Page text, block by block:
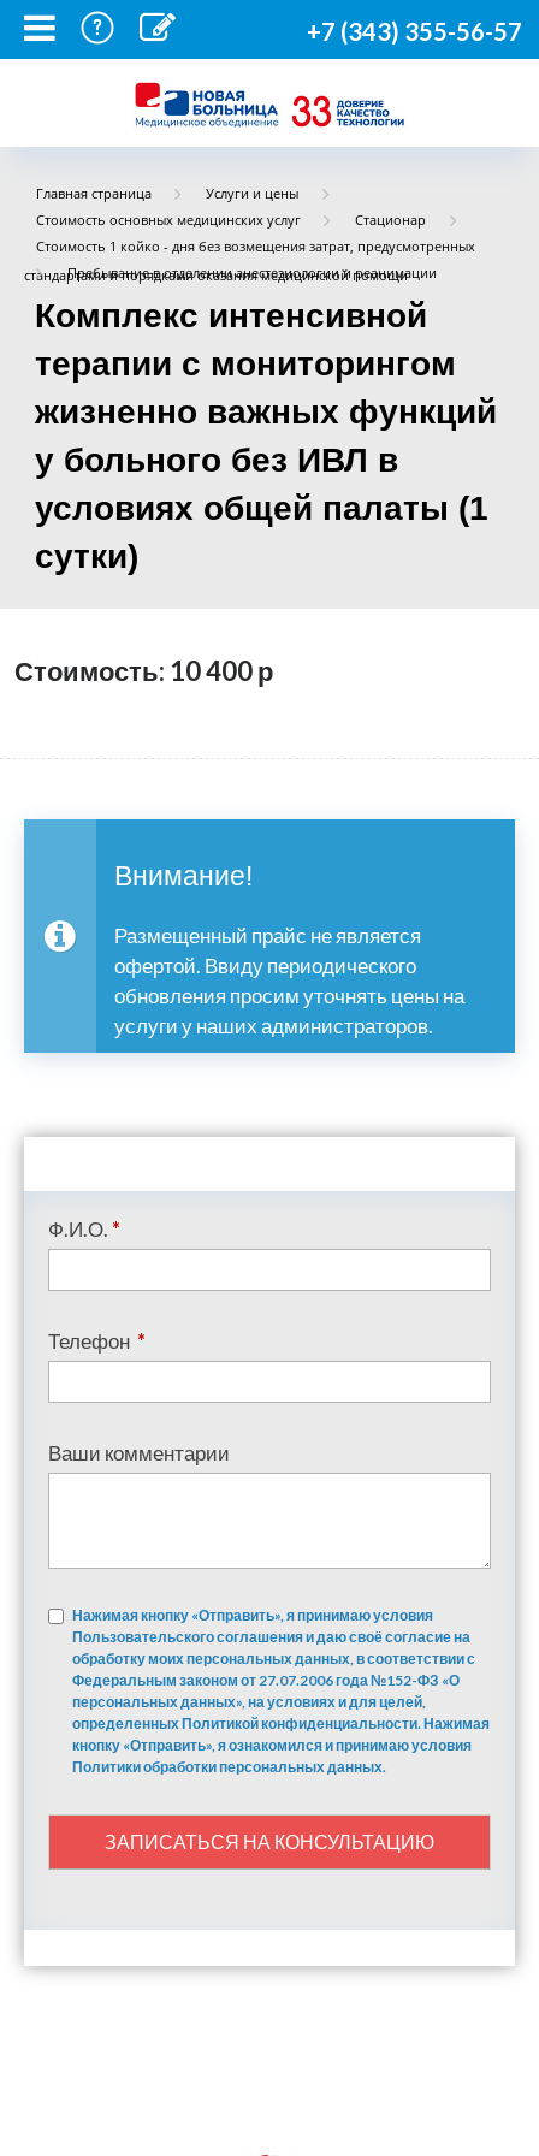
+7 (343) 355-56-57
Главная страница
Услуги и цены
Стоимость основных медицинских услуг
Стационар
Стоимость 1 койко - дня без возмещения затрат, предусмотренных
стандартами и порядками оказания медицинской помощи
Пребывание в отделении анестезиологии и реанимации
Комплекс интенсивной
терапии с мониторингом
жизненно важных функций
у больного без ИВЛ в
условиях общей палаты (1
сутки)
Стоимость: 10 400р
Внимание!
Размещенный прайс не является
офертой. Ввиду периодического
обновления просим уточнять цены на
услуги у наших администраторов.
Ф.И.О. *
Телефон *
Ваши комментарии
Нажимая кнопку «Отправить», я принимаю условия
Пользовательского соглашения и даю своё согласие на
обработку моих персональных данных, в соответствии с
Федеральным законом от 27.07.2006 года №152-ФЗ «О
персональных данных», на условиях и для целей,
определенных Политикой конфиденциальности. Нажимая
кнопку «Отправить», я ознакомился и принимаю условия
Политики обработки персональных данных.
ЗАПИСАТЬСЯ НА КОНСУЛЬТАЦИЮ